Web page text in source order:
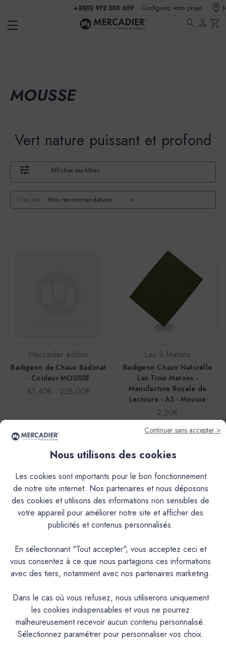
+33(0) 972 550 659 Configurez votre projet
search person shopping_cart
MOUSSE
Vert nature puissant et profond
Afficher les filtres
Trier par :
Mercadier édition
Badigeon de Chaux Badimat
- Couleur MOUSSE
81,40€ - 228,00€
Les 3 Matons
Badigeon Chaux Naturelle
Les Trois Matons -
Manufacture Royale de
Lectoure - A5 - Mousse
2,20€
Mercadier édition
Badimat® - Couleur Mousse
- 5 Kg - Badigeon de chaux -
81,40€
Mercadier édition
Badimat® - Couleur Mousse
- 20 Kg - Badigeon de chaux
228,00€
Continuer sans accepter >
Nous utilisons des cookies
Les cookies sont importants pour le bon fonctionnement
de notre site internet. Nos partenaires et nous déposons
des cookies et utilisons des informations non sensibles de
votre appareil pour améliorer notre site et afficher des
publicités et contenus personnalisés.
En sélectionnant "Tout accepter", vous acceptez ceci et
vous consentez à ce que nous partagions ces informations
avec des tiers, notamment avec nos partenaires marketing.
Dans le cas où vous refusez, nous utiliserons uniquement
les cookies indispensables et vous ne pourrez
malheureusement recevoir aucun contenu personnalisé.
Sélectionnez paramétrer pour personnaliser vos choix.